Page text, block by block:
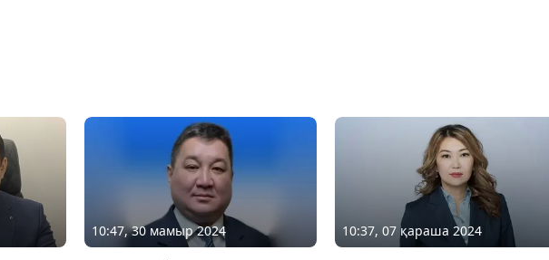
10:47, 30 мамыр 2024 10:37, 07 қараша 2024